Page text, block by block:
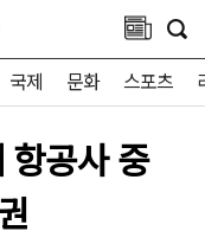
국제 문화 스포츠
항공사 중